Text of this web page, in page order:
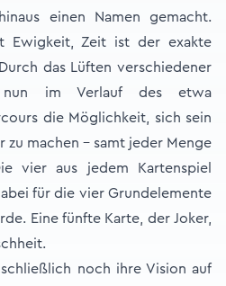
einen Namen gemacht.
Ewigkeit, Zeit ist der exakte
das Lüften verschiedener
nun im Verlauf des etwa
die Möglichkeit, sich sein
zu machen – samt jeder Menge
vier aus jedem Kartenspiel
für die vier Grundelemente
Eine fünfte Karte, der Joker,
noch ihre Vision auf